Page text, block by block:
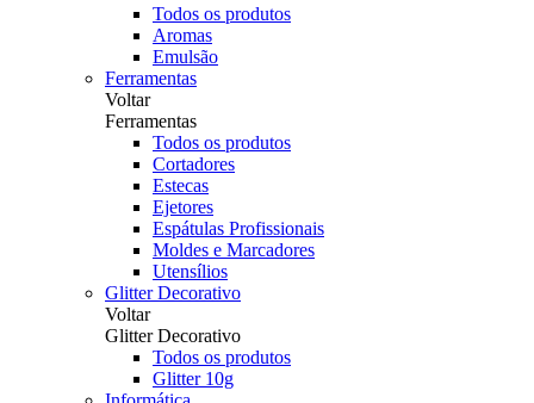
Todos os produtos
Aromas
Emulsão
Ferramentas
Voltar
Ferramentas
Todos os produtos
Cortadores
Estecas
Ejetores
Espátulas Profissionais
Moldes e Marcadores
Utensílios
Glitter Decorativo
Voltar
Glitter Decorativo
Todos os produtos
Glitter 10g